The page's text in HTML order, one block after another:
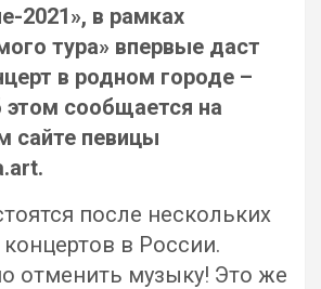
2021», в рамках
тура» впервые даст
в родном городе –
сообщается на
сайте певицы
после нескольких
в России.
отменить музыку! Это же